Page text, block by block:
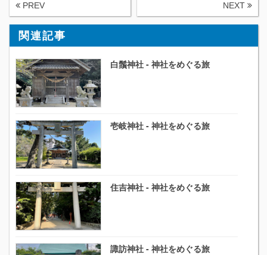
PREV NEXT
関連記事
白鬚神社 - 神社をめぐる旅
壱岐神社 - 神社をめぐる旅
住吉神社 - 神社をめぐる旅
諏訪神社 - 神社をめぐる旅